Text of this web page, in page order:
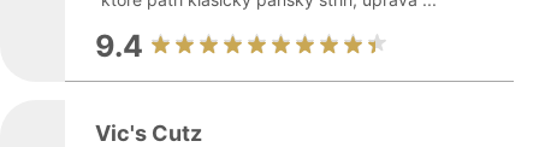
9.4
Vic's Cutz